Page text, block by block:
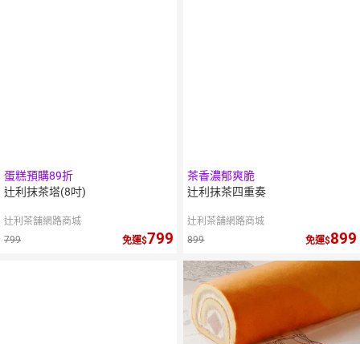
蛋糕預購89折
辻利抹茶塔(8吋)
辻利茶舗網路商城
799
免運 799
茶香濃郁爽脆
辻利抹茶四重奏
辻利茶舗網路商城
899
免運 899